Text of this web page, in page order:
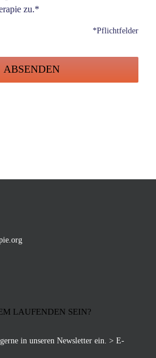
zu.*
*Pflichtfelder
ABSENDEN
LAUFENDEN SEIN?
in unseren Newsletter ein. > E-